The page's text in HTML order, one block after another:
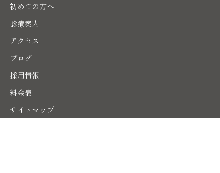
初めての方へ
診療案内
アクセス
ブログ
採用情報
料金表
サイトマップ